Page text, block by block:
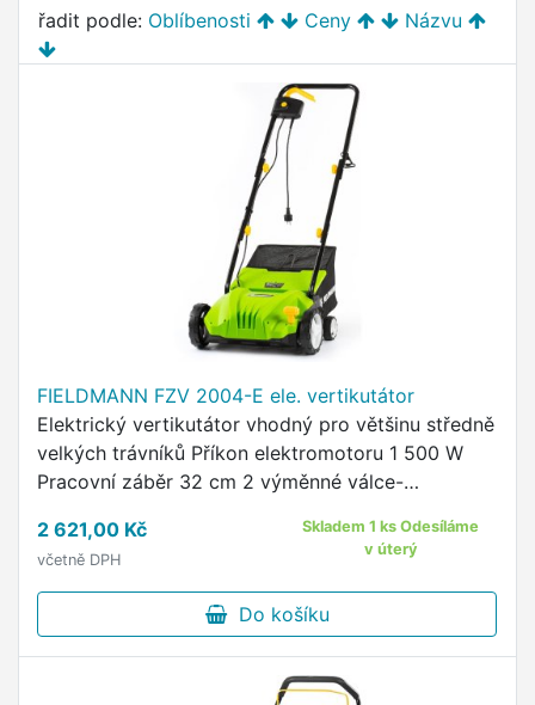
řadit podle: Oblíbenosti Ceny Názvu
FIELDMANN FZV 2004-E ele. vertikutátor
Elektrický vertikutátor vhodný pro většinu středně
velkých trávníků Příkon elektromotoru 1 500 W
Pracovní záběr 32 cm 2 výměnné válce-
-12 až +4 mm, 4 pozice …
2 621,00 Kč
včetně DPH
Skladem 1 ks Odesíláme
v úterý
Do košíku